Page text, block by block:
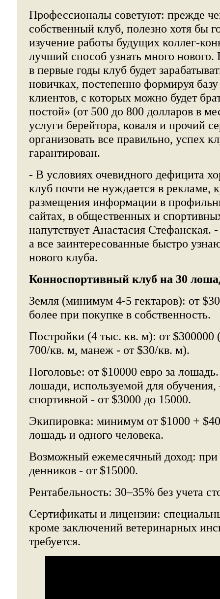
Профессионалы советуют: прежде
собственный клуб, полезно хотя бы
изучение работы будущих коллег-
лучший способ узнать много
в первые годы клуб будет
новичках, постепенно формируя
клиентов, с которых можно будет
постой» (от 500 до 800 долларов в
услуги берейтора, коваля и прочий
организовать все правильно, успех
гарантирован.
- В условиях очевидного дефицита
клуб почти не нуждается в рекламе,
размещения информации в
сайтах, в общественных и
напутствует Анастасия
а все заинтересованные быстро
нового клуба.
Конноспортивный клуб на 30
Земля (минимум 4-5 гектаров): от
более при покупке в собственность.
Постройки (4 тыс. кв. м): от
700/кв. м, манеж - от $30/кв. м).
Поголовье: от $10000 евро за
лошади, используемой для
спортивной - от $3000 до 15000.
Экипировка: минимум от $1000 +
лошадь и одного человека.
Возможный ежемесячный доход: при
денников - от $15000.
Рентабельность: 30–35% без учета
Сертификаты и лицензии:
кроме заключений ветеринарных
требуется.